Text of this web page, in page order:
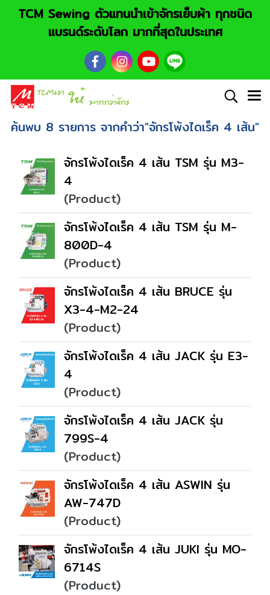
TCM Sewing ตัวแทนนำเข้าจักรเย็บผ้า ทุกชนิด
แบรนด์ระดับโลก มากที่สุดในประเทศ
ค้นพบ 8 รายการ จากคำว่า"จักรโพ้งไดเร็ค 4 เส้น"
จักรโพ้งไดเร็ค 4 เส้น TSM รุ่น M3-
4
(Product)
จักรโพ้งไดเร็ค 4 เส้น TSM รุ่น M-
800D-4
(Product)
จักรโพ้งไดเร็ค 4 เส้น BRUCE รุ่น
X3-4-M2-24
(Product)
จักรโพ้งไดเร็ค 4 เส้น JACK รุ่น E3-
4
(Product)
จักรโพ้งไดเร็ค 4 เส้น JACK รุ่น
799S-4
(Product)
จักรโพ้งไดเร็ค 4 เส้น ASWIN รุ่น
AW-747D
(Product)
จักรโพ้งไดเร็ค 4 เส้น JUKI รุ่น MO-
6714S
(Product)